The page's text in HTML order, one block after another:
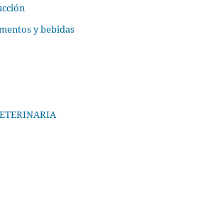
y bebidas